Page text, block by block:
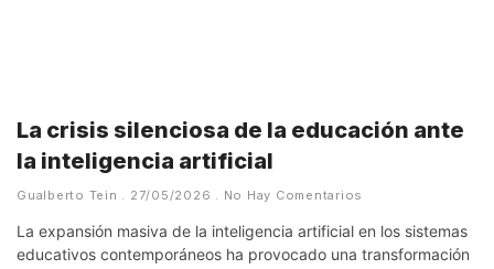
La crisis silenciosa de la educación ante
la inteligencia artificial
Gualberto Tein 27/05/2026 No Hay Comentarios
La expansión masiva de la inteligencia artificial en los sistemas
educativos contemporáneos ha provocado una transformación